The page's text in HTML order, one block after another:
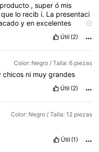
producto , super ó mis
que lo recib í. La presentaci
yenexcelentes
cual
serelindicado
fácilmenteconloque
Sheinparamisfuturos
Útil (2)
Color: Negro / Talla: 6 piezas
chicos ni muygrandes
Útil (2)
Color: Negro / Talla: 12 piezas
Útil (1)